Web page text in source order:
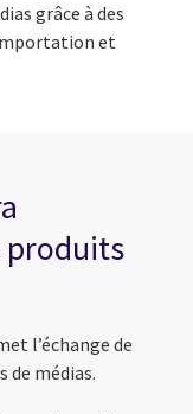
grâce à des
et
produits
l’échange de
médias.